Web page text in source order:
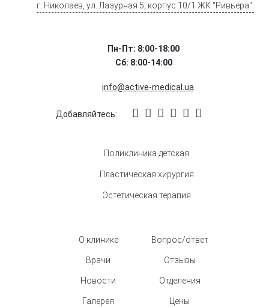
г. Николаев, ул. Лазурная 5, корпус 10/1 ЖК "Ривьера".
Пн-Пт: 8:00-18:00
Сб: 8:00-14:00
info@active-medical.ua
Добавляйтесь:
Поликлиника детская
Пластическая хирургия
Эстетическая терапия
О клинике
Врачи
Новости
Галерея
Вопрос/ответ
Отзывы
Отделения
Цены